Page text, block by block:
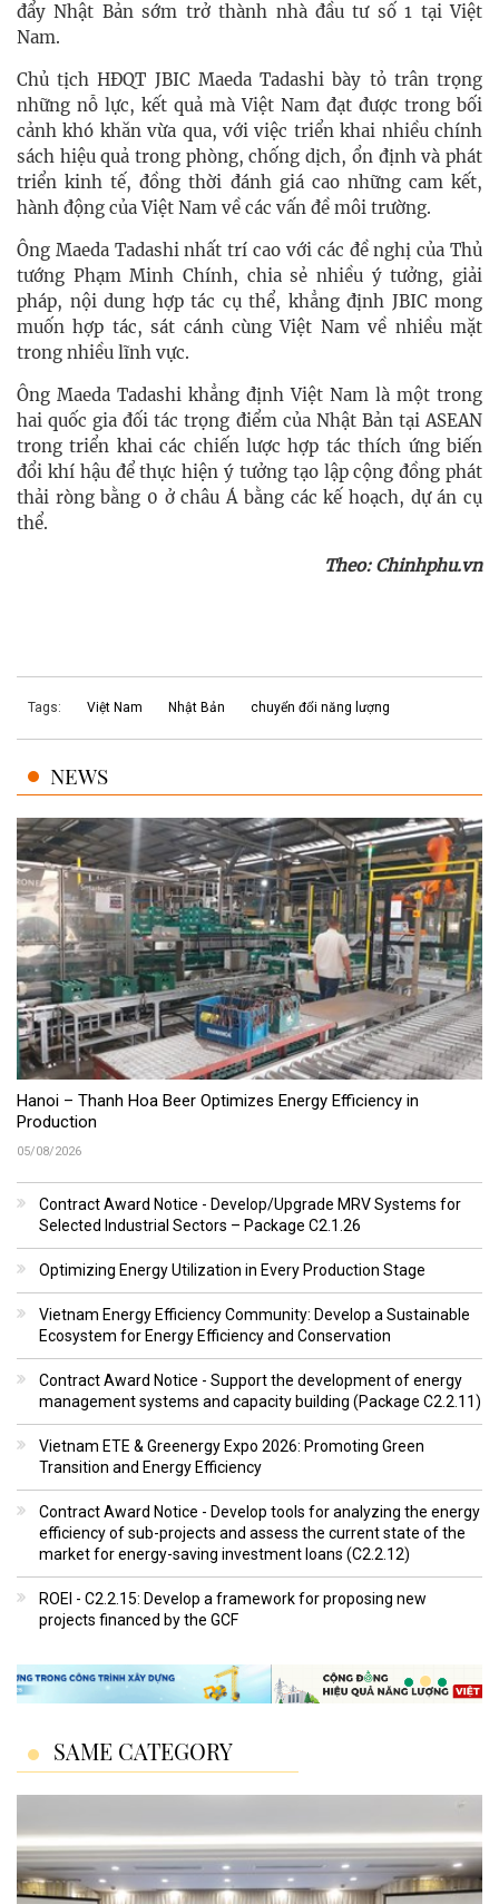
đẩy Nhật Bản sớm trở thành nhà đầu tư số 1 tại Việt
Nam.
Chủ tịch HĐQT JBIC Maeda Tadashi bày tỏ trân trọng
những nỗ lực, kết quả mà Việt Nam đạt được trong bối
cảnh khó khăn vừa qua, với việc triển khai nhiều chính
sách hiệu quả trong phòng, chống dịch, ổn định và phát
triển kinh tế, đồng thời đánh giá cao những cam kết,
hành động của Việt Nam về các vấn đề môi trường.
Ông Maeda Tadashi nhất trí cao với các đề nghị của Thủ
tướng Phạm Minh Chính, chia sẻ nhiều ý tưởng, giải
pháp, nội dung hợp tác cụ thể, khẳng định JBIC mong
muốn hợp tác, sát cánh cùng Việt Nam về nhiều mặt
trong nhiều lĩnh vực.
Ông Maeda Tadashi khẳng định Việt Nam là một trong
hai quốc gia đối tác trọng điểm của Nhật Bản tại ASEAN
trong triển khai các chiến lược hợp tác thích ứng biến
đổi khí hậu để thực hiện ý tưởng tạo lập cộng đồng phát
thải ròng bằng 0 ở châu Á bằng các kế hoạch, dự án cụ
thể.
Theo: Chinhphu.vn
Tags: Việt Nam Nhật Bản chuyển đổi năng lượng
NEWS
Hanoi – Thanh Hoa Beer Optimizes Energy Efficiency in
Production
05/08/2026
Contract Award Notice - Develop/Upgrade MRV Systems for
Selected Industrial Sectors – Package C2.1.26
Optimizing Energy Utilization in Every Production Stage
Vietnam Energy Efficiency Community: Develop a Sustainable
Ecosystem for Energy Efficiency and Conservation
Contract Award Notice - Support the development of energy
management systems and capacity building (Package C2.2.11)
Vietnam ETE & Greenergy Expo 2026: Promoting Green
Transition and Energy Efficiency
Contract Award Notice - Develop tools for analyzing the energy
efficiency of sub-projects and assess the current state of the
market for energy-saving investment loans (C2.2.12)
ROEI - C2.2.15: Develop a framework for proposing new
projects financed by the GCF
SAME CATEGORY